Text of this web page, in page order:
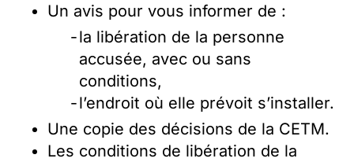
Un avis pour vous informer de :
la libération de la personne
accusée, avec ou sans
conditions,
l’endroit où elle prévoit s’installer.
Une copie des décisions de la CETM.
Les conditions de libération de la